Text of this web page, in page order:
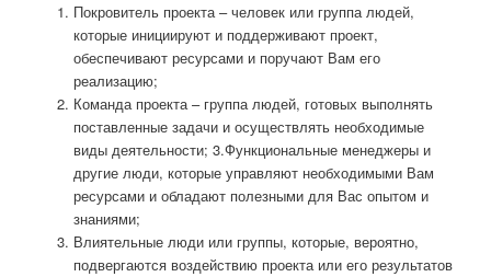
Покровитель проекта – человек или группа людей,
которые инициируют и поддерживают проект,
обеспечивают ресурсами и поручают Вам его
реализацию;
Команда проекта – группа людей, готовых выполнять
поставленные задачи и осуществлять необходимые
виды деятельности; 3.Функциональные менеджеры и
другие люди, которые управляют необходимыми Вам
ресурсами и обладают полезными для Вас опытом и
знаниями;
Влиятельные люди или группы, которые, вероятно,
подвергаются воздействию проекта или его результатов